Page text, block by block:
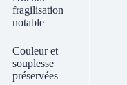
fragilisation
notable
Couleur et
souplesse
préservées